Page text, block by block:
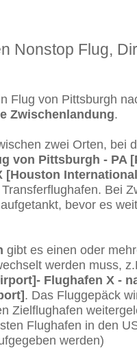
Nonstop Flug,
Flug von Pittsburgh
Zwischenlandung.
zwei Orten, bei
von Pittsburgh - PA
[Houston
Bei
bevor es
gibt es einen oder
werden muss,
Flughafen X -
. Das Fluggepäck
Zielflughafen
Flughafen in den
werden)